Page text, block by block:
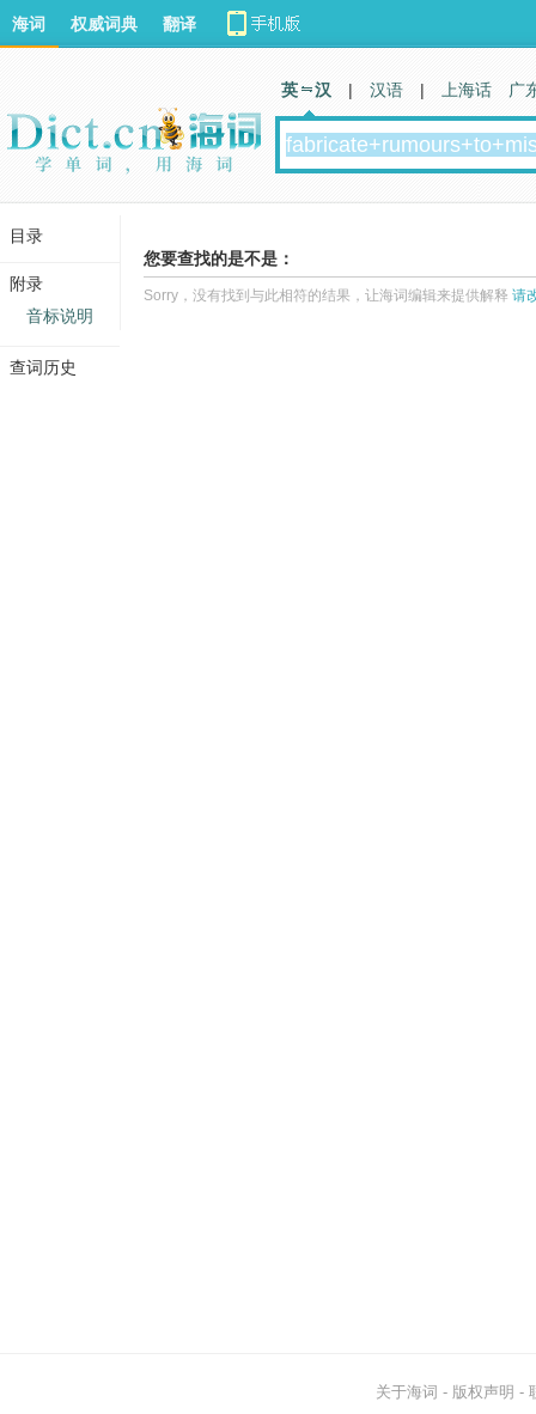
您要查找的是不是：
Sorry，没有找到与此相符的结果，让海词编辑来提供解释 请
海词 权威词典 翻译
英 汉 | 汉语 | 上海话 广
关于海词 - 版权声明 -
目录
附录
音标说明
查词历史